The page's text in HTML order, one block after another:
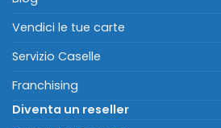
Vendici le tue carte
Servizio Caselle
Franchising
Diventa un reseller